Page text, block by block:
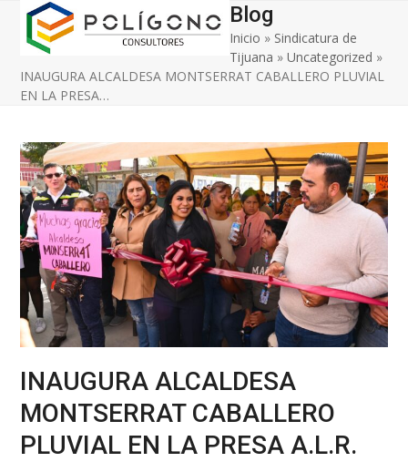
Skip
content
Open
mobile
menu
Close
mobile
menu
Blog
Inicio » Sindicatura de
Tijuana »Uncategorized »
INAUGURA ALCALDESA MONTSERRAT CABALLERO PLUVIAL
EN LA PRESA…
INAUGURA ALCALDESA
MONTSERRAT CABALLERO
PLUVIAL EN LA PRESA A.L.R.